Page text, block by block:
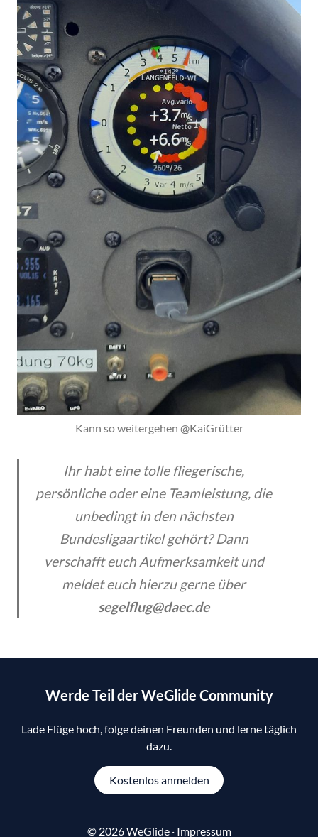
Kann so weitergehen @KaiGrütter
Ihr habt eine tolle fliegerische,
persönliche oder eine Teamleistung, die
unbedingt in den nächsten
Bundesligaartikel gehört? Dann
verschafft euch Aufmerksamkeit und
meldet euch hierzu gerne über
segelflug@daec.de
Werde Teil der WeGlide Community
Lade Flüge hoch, folge deinen Freunden und lerne täglich
dazu.
Kostenlos anmelden
© 2026 WeGlide · Impressum